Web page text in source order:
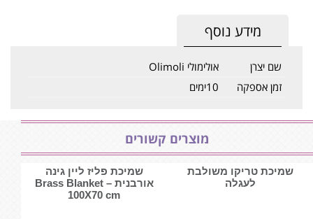
מידע נוסף
שם יצרן
אולימולי Olimoli
זמן אספקה
10ימים
מוצרים קשורים
שמיכת טריקו משולבת
לעגלה
שמיכת פליז ליין גינה
אורבנית – Brass Blanket
100X70 cm